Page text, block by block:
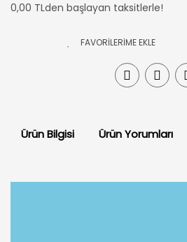
0,00 TLden başlayan taksitlerle!
Ürün Bilgisi Ürün Yorumları